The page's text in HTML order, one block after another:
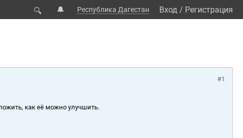
🔍 🔔 Республика Дагестан Вход / Регистрация
#1
как её можно улучшить.